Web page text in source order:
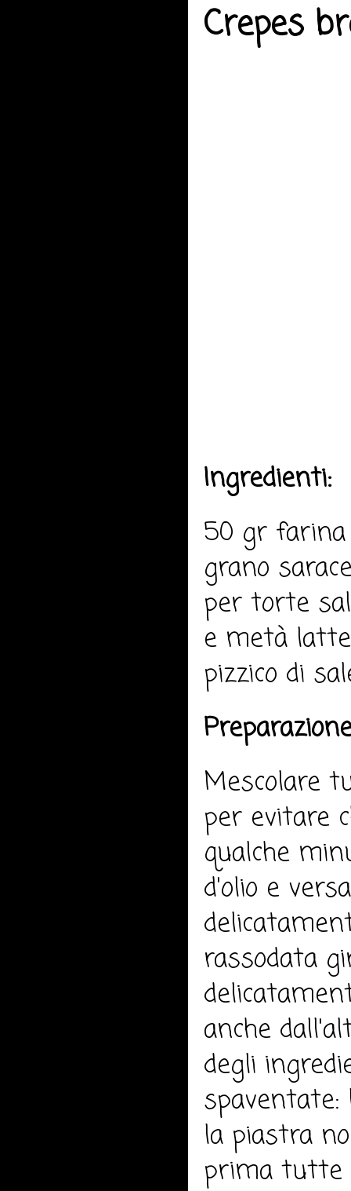
Crepes
Ingredienti:
50 gr
grano
per torte
e metà latte
pizzico di
Mescolare
per evitare
qualche
d'olio e
rassodata
anche
degli
la piastra
prima tutte